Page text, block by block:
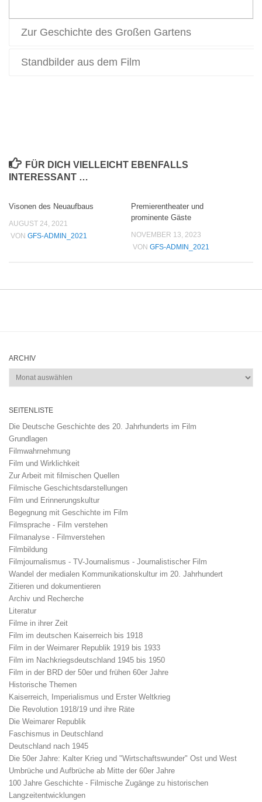
Zur Geschichte des Großen Gartens
Standbilder aus dem Film
FÜR DICH VIELLEICHT EBENFALLS
INTERESSANT …
Visonen des Neuaufbaus
AUGUST 24, 2021
VON GFS-ADMIN_2021
Premierentheater und
prominente Gäste
NOVEMBER 13, 2023
VON GFS-ADMIN_2021
ARCHIV
Archiv
SEITENLISTE
Die Deutsche Geschichte des 20. Jahrhunderts im Film
Grundlagen
Filmwahrnehmung
Film und Wirklichkeit
Zur Arbeit mit filmischen Quellen
Filmische Geschichtsdarstellungen
Film und Erinnerungskultur
Begegnung mit Geschichte im Film
Filmsprache - Film verstehen
Filmanalyse - Filmverstehen
Filmbildung
Filmjournalismus - TV-Journalismus - Journalistischer Film
Wandel der medialen Kommunikationskultur im 20. Jahrhundert
Zitieren und dokumentieren
Archiv und Recherche
Literatur
Filme in ihrer Zeit
Film im deutschen Kaiserreich bis 1918
Film in der Weimarer Republik 1919 bis 1933
Film im Nachkriegsdeutschland 1945 bis 1950
Film in der BRD der 50er und frühen 60er Jahre
Historische Themen
Kaiserreich, Imperialismus und Erster Weltkrieg
Die Revolution 1918/19 und ihre Räte
Die Weimarer Republik
Faschismus in Deutschland
Deutschland nach 1945
Die 50er Jahre: Kalter Krieg und "Wirtschaftswunder" Ost und West
Umbrüche und Aufbrüche ab Mitte der 60er Jahre
100 Jahre Geschichte - Filmische Zugänge zu historischen
Langzeitentwicklungen